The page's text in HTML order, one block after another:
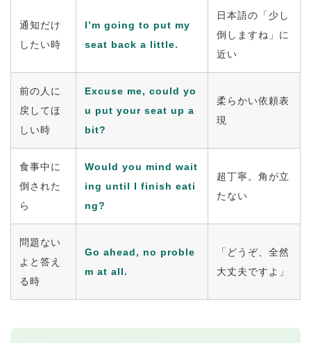
通知だけ
したい時
I’m going to put my
seat back a little.
日本語の「少し
倒しますね」に
近い
前の人に
戻してほ
しい時
Excuse me, could yo
u put your seat up a
bit?
柔らかい依頼表
現
食事中に
倒された
ら
Would you mind wait
ing until I finish eati
ng?
超丁寧。角が立
たない
問題ない
よと答え
る時
Go ahead, no proble
m at all.
「どうぞ、全然
大丈夫ですよ」